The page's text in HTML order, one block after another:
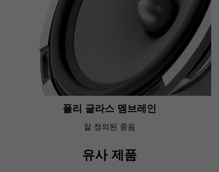
폴리 글라스 멤브레인
잘 정의된 중음
유사 제품